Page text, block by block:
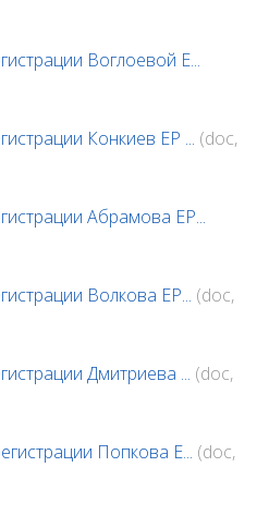
Воглоевой Е...
Конкиев ЕР ... (doc,
Абрамова ЕР...
Волкова ЕР... (doc,
Дмитриева ... (doc,
Попкова Е... (doc,